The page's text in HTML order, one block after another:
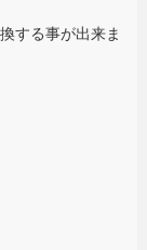
する事が出来ま